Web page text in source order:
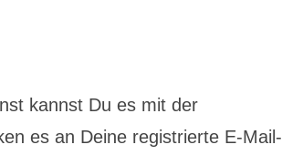
kannst Du es mit der
es an Deine registrierte E-Mail-